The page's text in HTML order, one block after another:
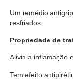
Um remédio
resfriados.
Propriedade de
Alivia a inflamação
Tem efeito